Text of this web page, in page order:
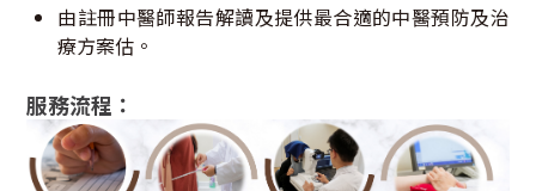
由註冊中醫師報告解讀及提供最合適的中醫預防及治
療方案估。
服務流程：